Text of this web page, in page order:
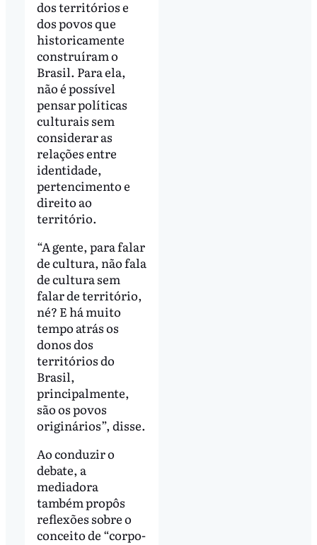
dos territórios e
dos povos que
historicamente
construíram o
Brasil. Para ela,
não é possível
pensar políticas
culturais sem
considerar as
relações entre
identidade,
pertencimento e
direito ao
território.
“A gente, para falar
de cultura, não fala
de cultura sem
falar de território,
né? E há muito
tempo atrás os
donos dos
territórios do
Brasil,
principalmente,
são os povos
originários”, disse.
Ao conduzir o
debate, a
mediadora
também propôs
reflexões sobre o
conceito de “corpo-